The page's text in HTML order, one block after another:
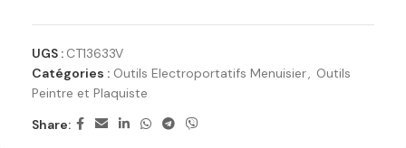
UGS : CT13633V
Catégories : Outils Electroportatifs Menuisier, Outils
Peintre et Plaquiste
Share: